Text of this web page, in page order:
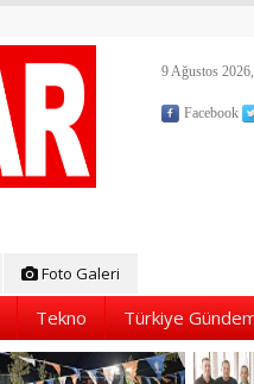
9 Ağustos
Facebook
Foto Galeri
Tekno Türkiye